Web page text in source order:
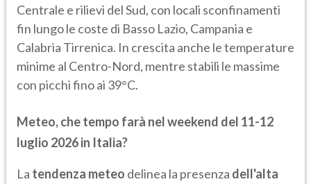
Centrale e rilievi del Sud, con locali sconfinamenti
fin lungo le coste di Basso Lazio, Campania e
Calabria Tirrenica. In crescita anche le temperature
minime al Centro-Nord, mentre stabili le massime
con picchi fino ai 39°C.
Meteo, che tempo farà nel weekend del 11-12
luglio 2026 in Italia?
La tendenza meteo delinea la presenza dell'alta